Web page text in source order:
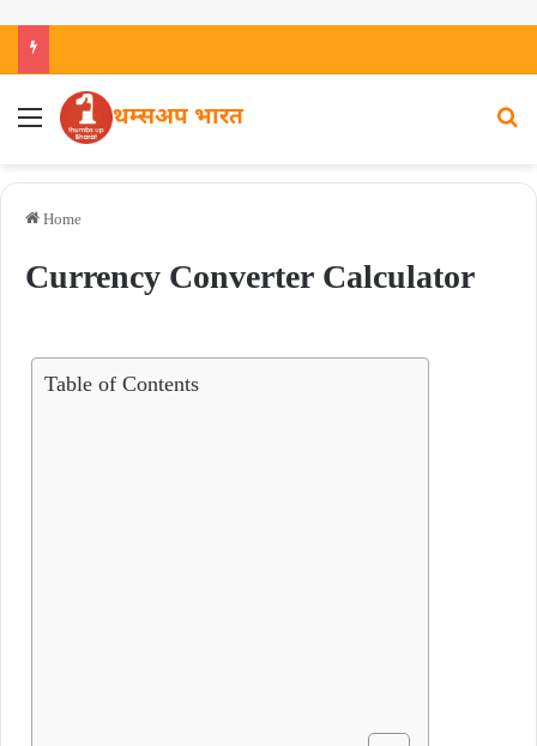
थम्सअप भारत
Home
Currency Converter Calculator
Table of Contents